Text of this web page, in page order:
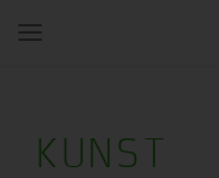
Toggle
KUNST